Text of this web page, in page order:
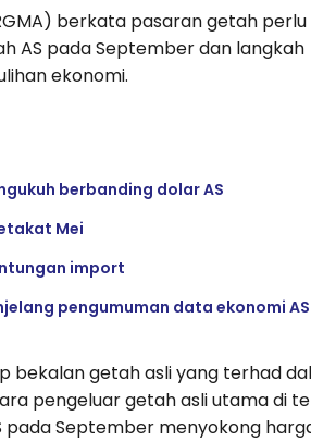
berkata pasaran getah
AS pada September dan langkah
ekonomi.
berbanding dolar AS
Mei
import
pengumuman data ekonomi AS
bekalan getah asli yang terhad
pengeluar getah asli utama di
September menyokong